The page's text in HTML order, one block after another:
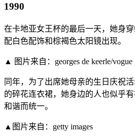
1990
在卡地亚女王杯的最后一天，她身
配白色配饰和棕褐色太阳镜出现。
▲ 图片来自：georges de keerle/vogue
同年，为了出席她母亲的生日庆祝
的碎花连衣裙，她身边的人也似乎
和谐而统一。
▲图片来自：getty images